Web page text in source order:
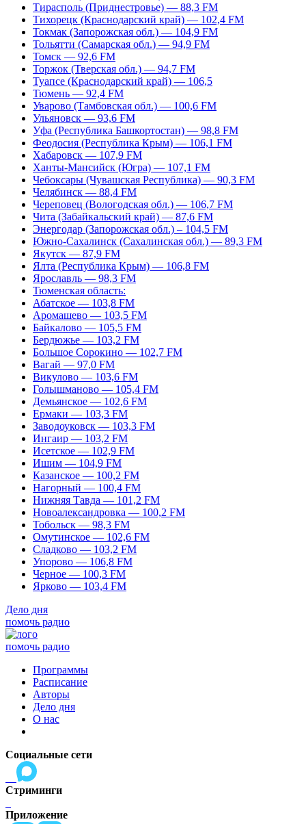
Тирасполь (Приднестровье) — 88,3 FM
Тихорецк (Краснодарский край) — 102,4 FM
Токмак (Запорожская обл.) — 104,9 FM
Тольятти (Самарская обл.) — 94,9 FM
Томск — 92,6 FM
Торжок (Тверская обл.) — 94,7 FM
Туапсе (Краснодарский край) — 106,5
Тюмень — 92,4 FM
Уварово (Тамбовская обл.) — 100,6 FM
Ульяновск — 93,6 FM
Уфа (Республика Башкортостан) — 98,8 FM
Феодосия (Республика Крым) — 106,1 FM
Хабаровск — 107,9 FM
Ханты-Мансийск (Югра) — 107,1 FM
Чебоксары (Чувашская Республика) — 90,3 FM
Челябинск — 88,4 FM
Череповец (Вологодская обл.) — 106,7 FM
Чита (Забайкальский край) — 87,6 FM
Энергодар (Запорожская обл.) – 104,5 FM
Южно-Сахалинск (Сахалинская обл.) — 89,3 FM
Якутск — 87,9 FM
Ялта (Республика Крым) — 106,8 FM
Ярославль — 98,3 FM
Тюменская область:
Абатское — 103,8 FM
Аромашево — 103,5 FM
Байкалово — 105,5 FM
Бердюжье — 103,2 FM
Большое Сорокино — 102,7 FM
Вагай — 97,0 FM
Викулово — 103,6 FM
Голышманово — 105,4 FM
Демьянское — 102,6 FM
Ермаки — 103,3 FM
Заводоуковск — 103,3 FM
Ингаир — 103,2 FM
Исетское — 102,9 FM
Ишим — 104,9 FM
Казанское — 100,2 FM
Нагорный — 100,4 FM
Нижняя Тавда — 101,2 FM
Новоалександровка — 100,2 FM
Тобольск — 98,3 FM
Омутинское — 102,6 FM
Сладково — 103,2 FM
Упорово — 106,8 FM
Черное — 100,3 FM
Ярково — 103,4 FM
Дело дня
помочь радио
помочь радио
Программы
Расписание
Авторы
Дело дня
О нас
Социальные сети
Стриминги
Приложение